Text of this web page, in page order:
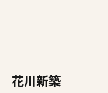
花川新築